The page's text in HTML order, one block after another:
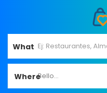
What
WhereBello...